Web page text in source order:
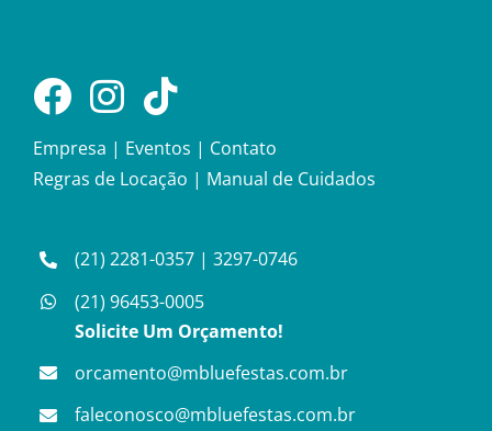
Empresa | Eventos | Contato
Regras de Locação | Manual de Cuidados
(21) 2281-0357 |3297-0746
(21) 96453-0005
Solicite Um Orçamento!
orcamento@mbluefestas.com.br
faleconosco@mbluefestas.com.br